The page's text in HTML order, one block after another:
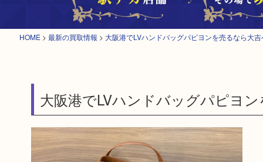
HOME > 最新の買取情報 > 大阪港でLVハンドバッグパピヨンを売るなら大吉
大阪港でLVハンドバッグパピヨ